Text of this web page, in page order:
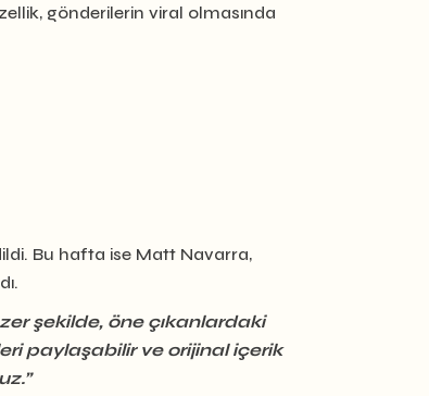
gönderilerin viral olmasında
Bu hafta ise Matt Navarra,
şekilde, öne çıkanlardaki
paylaşabilir ve orijinal içerik